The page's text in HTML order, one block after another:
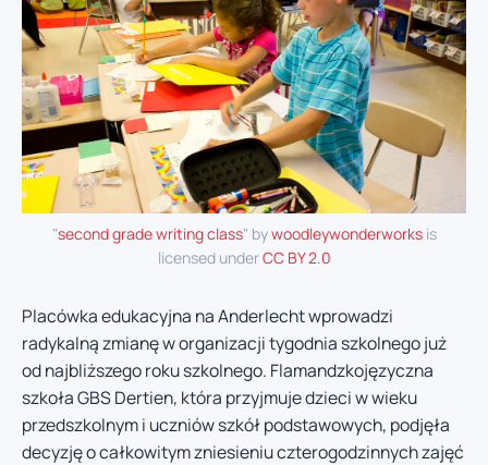
"second grade writing class" bywoodleywonderworksis
licensed underCC BY 2.0
Placówka edukacyjna na Anderlecht wprowadzi
radykalną zmianę w organizacji tygodnia szkolnego już
od najbliższego roku szkolnego. Flamandzkojęzyczna
szkoła GBS Dertien, która przyjmuje dzieci w wieku
przedszkolnym i uczniów szkół podstawowych, podjęła
decyzję o całkowitym zniesieniu czterogodzinnych zajęć